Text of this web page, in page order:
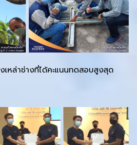
หล่าช่างที่ได้คะแนนทดสอบสูงสุด